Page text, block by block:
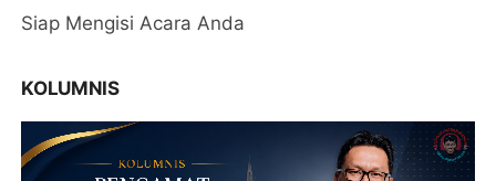
Siap Mengisi Acara Anda
KOLUMNIS